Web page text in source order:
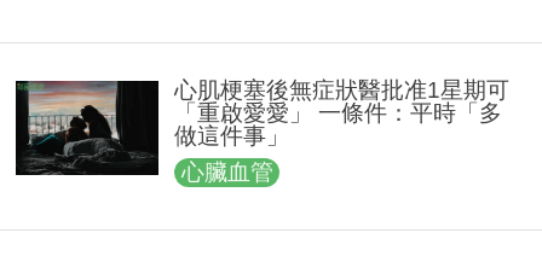
心肌梗塞後無症狀醫批准1星期可
「重啟愛愛」 一條件：平時「多
做這件事」
心臟血管